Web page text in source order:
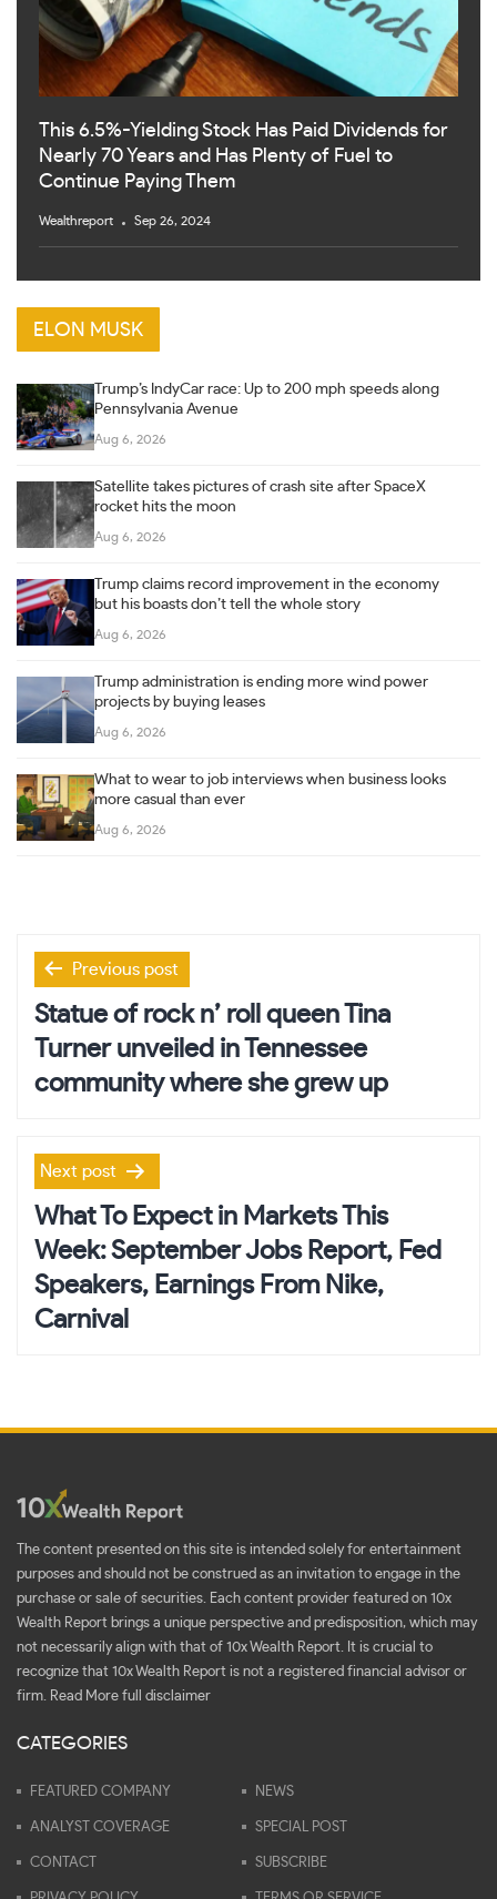
This 6.5%-Yielding Stock Has Paid Dividends for
Nearly 70 Years and Has Plenty of Fuel to
Continue Paying Them
Wealthreport Sep 26, 2024
ELON MUSK
Trump’s IndyCar race: Up to 200 mph speeds along
Pennsylvania Avenue
Aug 6, 2026
Satellite takes pictures of crash site after SpaceX
rocket hits the moon
Aug 6, 2026
Trump claims record improvement in the economy
but his boasts don’t tell the whole story
Aug 6, 2026
Trump administration is ending more wind power
projects by buying leases
Aug 6, 2026
What to wear to job interviews when business looks
more casual than ever
Aug 6, 2026
Post
navigation
Previous post
Statue of rock n’ roll queen Tina
Turner unveiled in Tennessee
community where she grew up
Next post
What To Expect in Markets This
Week: September Jobs Report, Fed
Speakers, Earnings From Nike,
Carnival
The content presented on this site is intended solely for entertainment
purposes and should not be construed as an invitation to engage in the
purchase or sale of securities. Each content provider featured on 10x
Wealth Report brings a unique perspective and predisposition, which may
not necessarily align with that of 10x Wealth Report. It is crucial to
recognize that 10x Wealth Report is not a registered financial advisor or
firm.
Read More full disclaimer
CATEGORIES
FEATURED COMPANY NEWS
ANALYST COVERAGE SPECIAL POST
CONTACT SUBSCRIBE